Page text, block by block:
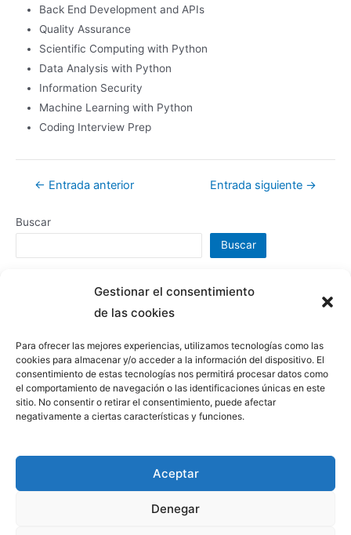
Gestionar el consentimiento
de las cookies
Para ofrecer las mejores experiencias, utilizamos tecnologías como las
cookies para almacenar y/o acceder a la información del dispositivo. El
consentimiento de estas tecnologías nos permitirá procesar datos como
el comportamiento de navegación o las identificaciones únicas en este
sitio. No consentir o retirar el consentimiento, puede afectar
negativamente a ciertas características y funciones.
Aceptar
Denegar
Back End Development and APIs
Quality Assurance
Scientific Computing with Python
Data Analysis with Python
Information Security
Machine Learning with Python
Coding Interview Prep
Navegación
entradas
← Entrada anterior Entrada siguiente →
Buscar
Buscar
LinkedIn GitHub
Entradas recientes
Introducción a Figma – III